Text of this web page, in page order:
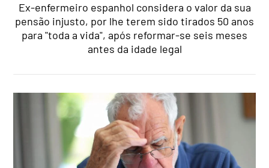
Ex-enfermeiro espanhol considera o valor da sua
pensão injusto, por lhe terem sido tirados 50 anos
para "toda a vida", após reformar-se seis meses
antes da idade legal